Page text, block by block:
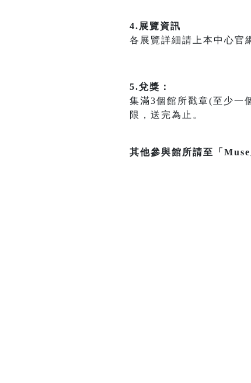
4.展覽資訊
各展覽詳細請上本中心官
5.兌獎：
集滿3個館所戳章(至少一
限，送完為止。
其他參與館所請至「